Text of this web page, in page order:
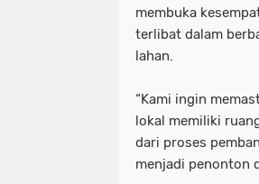
membuka
terlibat dalam
lahan.
“Kami ingin
lokal memiliki
dari proses
menjadi penonton